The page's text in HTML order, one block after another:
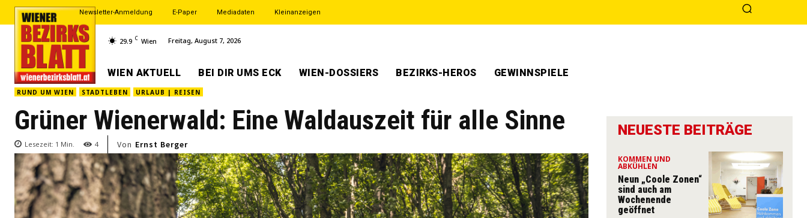
Newsletter-Anmeldung E-Paper Mediadaten Kleinanzeigen
29.9 C Wien Freitag, August 7, 2026
WIEN AKTUELL BEI DIR UMS ECK WIEN-DOSSIERS BEZIRKS-HEROS GEWINNSPIELE
RUND UM WIEN STADTLEBEN URLAUB | REISEN
Grüner Wienerwald: Eine Waldauszeit für alle Sinne
Lesezeit: 1 Min. 4 Von Ernst Berger
NEUESTE BEITRÄGE
KOMMEN UND
ABKÜHLEN
Neun „Coole Zonen“
sind auch am
Wochenende
geöffnet